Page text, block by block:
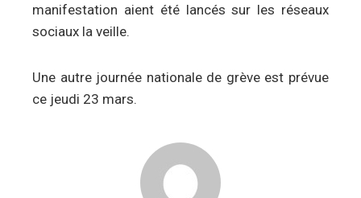
manifestation aient été lancés sur les réseaux
sociaux la veille.
Une autre journée nationale de grève est prévue
ce jeudi 23 mars.